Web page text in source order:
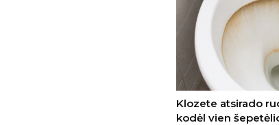
Klozete atsirado
kodėl vien